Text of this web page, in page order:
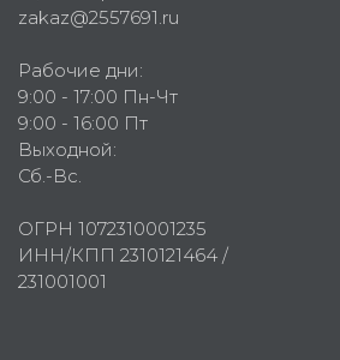
zakaz@2557691.ru
Рабочие дни:
9:00 - 17:00 Пн-Чт
9:00 - 16:00 Пт
Выходной:
Сб.-Вс.
ОГРН 1072310001235
ИНН/КПП 2310121464 /
231001001